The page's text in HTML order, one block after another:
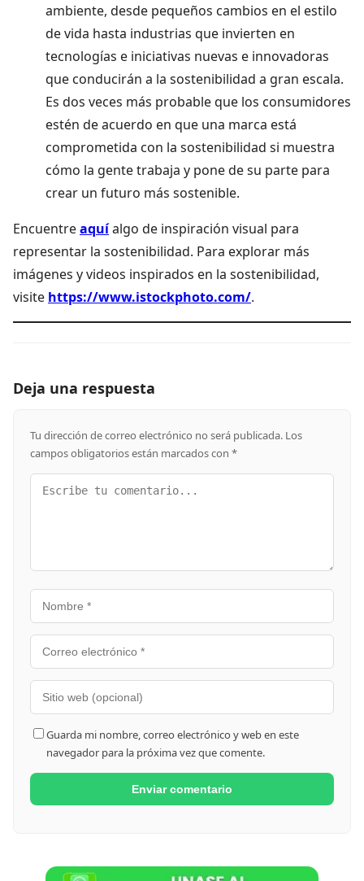
ambiente, desde pequeños cambios en el estilo
de vida hasta industrias que invierten en
tecnologías e iniciativas nuevas e innovadoras
que conducirán a la sostenibilidad a gran escala.
Es dos veces más probable que los consumidores
estén de acuerdo en que una marca está
comprometida con la sostenibilidad si muestra
cómo la gente trabaja y pone de su parte para
crear un futuro más sostenible.
Encuentreaquíalgo de inspiración visual para
representar la sostenibilidad. Para explorar más
imágenes y videos inspirados en la sostenibilidad,
visite https://www.istockphoto.com/.
Deja una respuesta
Tu dirección de correo electrónico no será publicada. Los
campos obligatorios están marcados con *
Guarda mi nombre, correo electrónico y web en este
navegador para la próxima vez que comente.